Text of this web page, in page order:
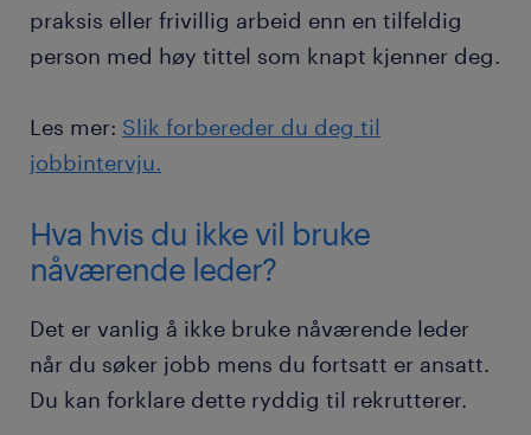
praksis eller frivillig arbeid enn en tilfeldig
person med høy tittel som knapt kjenner deg.
Les mer: Slik forbereder du deg til
jobbintervju.
Hva hvis du ikke vil bruke
nåværende leder?
Det er vanlig å ikke bruke nåværende leder
når du søker jobb mens du fortsatt er ansatt.
Du kan forklare dette ryddig til rekrutterer.